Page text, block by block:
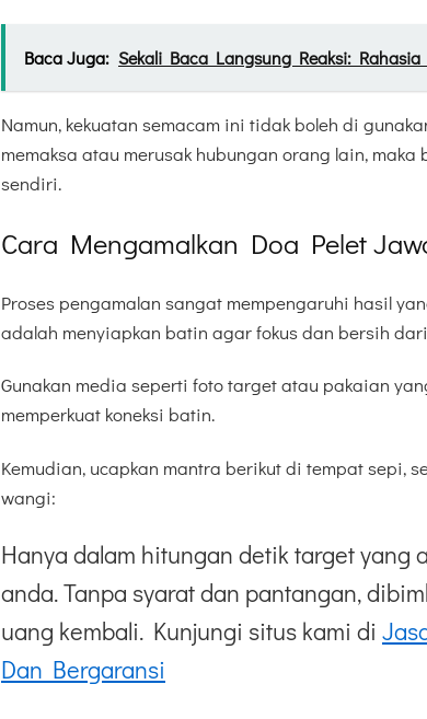
Baca Juga: Sekali Baca Langsung Reaksi: Rahasia
Namun, kekuatan semacam ini tidak boleh di
memaksa atau merusak hubungan orang lain,
sendiri.
Cara Mengamalkan Doa Pelet
Proses pengamalan sangat mempengaruhi hasil
adalah menyiapkan batin agar fokus dan bersih
Gunakan media seperti foto target atau pakaian
memperkuat koneksi batin.
Kemudian, ucapkan mantra berikut di tempat sepi,
wangi:
Hanya dalam hitungan detik target yang
anda. Tanpa syarat dan pantangan,
uang kembali. Kunjungi situs kami di
Dan Bergaransi